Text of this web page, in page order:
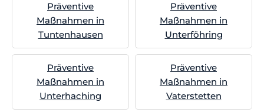
Präventive
Maßnahmen in
Tuntenhausen
Präventive
Maßnahmen in
Unterföhring
Präventive
Maßnahmen in
Unterhaching
Präventive
Maßnahmen in
Vaterstetten